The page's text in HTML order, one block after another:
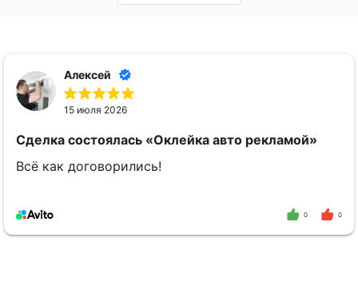
Алексей
15 июля 2026
Сделка состоялась «Оклейка авто рекламой»
Всё как договорились!
0 0